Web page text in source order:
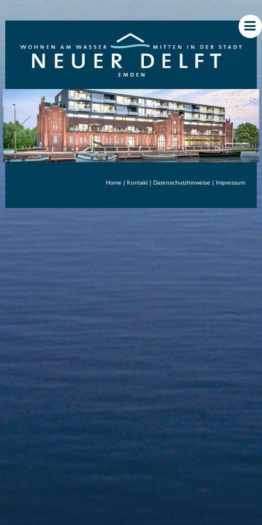
Home |Kontakt |Datenschutzhinweise | Impressum